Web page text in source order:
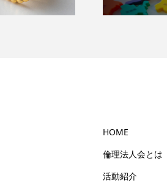
HOME
倫理法人会とは
活動紹介